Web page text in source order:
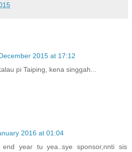
2015 at 17:12
pi Taiping, kena singgah...
2016 at 01:04
end year tu yea..sye sponsor,nnti sis